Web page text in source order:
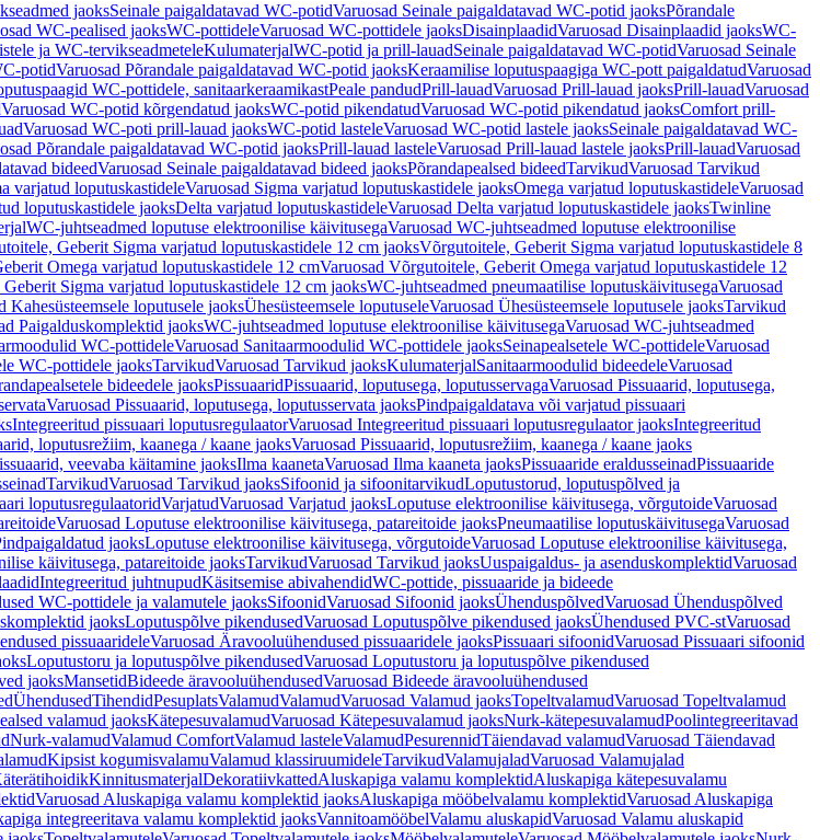
jaoksSeinale paigaldatavad WC-potidVaruosad Seinale paigaldatavad WC-potid jaoksPõrandale
WC-pealised jaoksWC-pottideleVaruosad WC-pottidele jaoksDisainplaadidVaruosad Disainplaadid jaoksWC-
ja WC-tervikseadmeteleKulumaterjalWC-potid ja prill-lauadSeinale paigaldatavad WC-potidVaruosad Seinale
potidVaruosad Põrandale paigaldatavad WC-potid jaoksKeraamilise loputuspaagiga WC-pott paigaldatudVaruosad
WC-pottidele, sanitaarkeraamikastPeale pandudPrill-lauadVaruosad Prill-lauad jaoksPrill-lauadVaruosad
Varuosad WC-potid kõrgendatud jaoksWC-potid pikendatudVaruosad WC-potid pikendatud jaoksComfort prill-
Varuosad WC-poti prill-lauad jaoksWC-potid lasteleVaruosad WC-potid lastele jaoksSeinale paigaldatavad WC-
Põrandale paigaldatavad WC-potid jaoksPrill-lauad lasteleVaruosad Prill-lauad lastele jaoksPrill-lauadVaruosad
bideedVaruosad Seinale paigaldatavad bideed jaoksPõrandapealsed bideedTarvikudVaruosad Tarvikud
varjatud loputuskastideleVaruosad Sigma varjatud loputuskastidele jaoksOmega varjatud loputuskastideleVaruosad
loputuskastidele jaoksDelta varjatud loputuskastideleVaruosad Delta varjatud loputuskastidele jaoksTwinline
WC-juhtseadmed loputuse elektroonilise käivitusegaVaruosad WC-juhtseadmed loputuse elektroonilise
Geberit Sigma varjatud loputuskastidele 12 cm jaoksVõrgutoitele, Geberit Sigma varjatud loputuskastidele 8
Omega varjatud loputuskastidele 12 cmVaruosad Võrgutoitele, Geberit Omega varjatud loputuskastidele 12
Geberit Sigma varjatud loputuskastidele 12 cm jaoksWC-juhtseadmed pneumaatilise loputuskäivitusegaVaruosad
Kahesüsteemsele loputusele jaoksÜhesüsteemsele loputuseleVaruosad Ühesüsteemsele loputusele jaoksTarvikud
Paigalduskomplektid jaoksWC-juhtseadmed loputuse elektroonilise käivitusegaVaruosad WC-juhtseadmed
WC-pottideleVaruosad Sanitaarmoodulid WC-pottidele jaoksSeinapealsetele WC-pottideleVaruosad
WC-pottidele jaoksTarvikudVaruosad Tarvikud jaoksKulumaterjalSanitaarmoodulid bideedeleVaruosad
bideedele jaoksPissuaaridPissuaarid, loputusega, loputusservagaVaruosad Pissuaarid, loputusega,
Varuosad Pissuaarid, loputusega, loputusservata jaoksPindpaigaldatava või varjatud pissuaari
Integreeritud pissuaari loputusregulaatorVaruosad Integreeritud pissuaari loputusregulaator jaoksIntegreeritud
loputusrežiim, kaanega / kaane jaoksVaruosad Pissuaarid, loputusrežiim, kaanega / kaane jaoks
veevaba käitamine jaoksIlma kaanetaVaruosad Ilma kaaneta jaoksPissuaaride eraldusseinadPissuaaride
TarvikudVaruosad Tarvikud jaoksSifoonid ja sifoonitarvikudLoputustorud, loputuspõlved ja
loputusregulaatoridVarjatudVaruosad Varjatud jaoksLoputuse elektroonilise käivitusega, võrgutoideVaruosad
Varuosad Loputuse elektroonilise käivitusega, patareitoide jaoksPneumaatilise loputuskäivitusegaVaruosad
jaoksLoputuse elektroonilise käivitusega, võrgutoideVaruosad Loputuse elektroonilise käivitusega,
käivitusega, patareitoide jaoksTarvikudVaruosad Tarvikud jaoksUuspaigaldus- ja asenduskomplektidVaruosad
Integreeritud juhtnupudKäsitsemise abivahendidWC-pottide, pissuaaride ja bideede
WC-pottidele ja valamutele jaoksSifoonidVaruosad Sifoonid jaoksÜhenduspõlvedVaruosad Ühenduspõlved
jaoksLoputuspõlve pikendusedVaruosad Loputuspõlve pikendused jaoksÜhendused PVC-stVaruosad
pissuaarideleVaruosad Äravooluühendused pissuaaridele jaoksPissuaari sifoonidVaruosad Pissuaari sifoonid
Loputustoru ja loputuspõlve pikendusedVaruosad Loputustoru ja loputuspõlve pikendused
jaoksMansetidBideede äravooluühendusedVaruosad Bideede äravooluühendused
ÜhendusedTihendidPesuplatsValamudValamudVaruosad Valamud jaoksTopeltvalamudVaruosad Topeltvalamud
valamud jaoksKätepesuvalamudVaruosad Kätepesuvalamud jaoksNurk-kätepesuvalamudPoolintegreeritavad
Nurk-valamudValamud ComfortValamud lasteleValamudPesurennidTäiendavad valamudVaruosad Täiendavad
Kipsist kogumisvalamuValamud klassiruumideleTarvikudValamujaladVaruosad Valamujalad
KinnitusmaterjalDekoratiivkattedAluskapiga valamu komplektidAluskapiga kätepesuvalamu
Varuosad Aluskapiga valamu komplektid jaoksAluskapiga mööbelvalamu komplektidVaruosad Aluskapiga
integreeritava valamu komplektid jaoksVannitoamööbelValamu aluskapidVaruosad Valamu aluskapid